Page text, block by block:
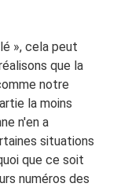
», cela peut
que la
notre
la moins
n'en a
situations
que ce soit
numéros des